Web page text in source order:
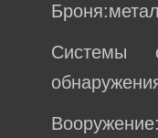
Системы